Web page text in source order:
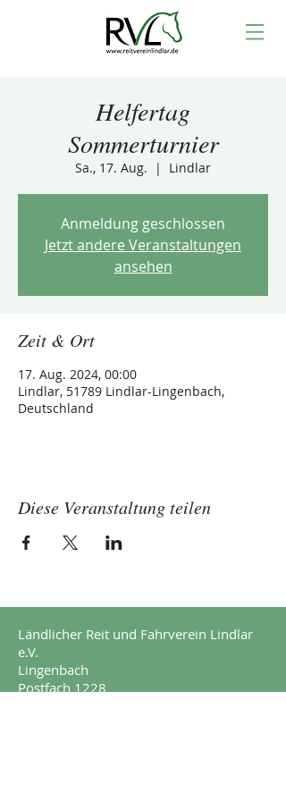
Helfertag
Sommerturnier
Sa., 17. Aug.
  |
Lindlar
Anmeldung geschlossen
Jetzt andere Veranstaltungen
ansehen
Zeit & Ort
17. Aug. 2024, 00:00
Lindlar, 51789 Lindlar-Lingenbach,
Deutschland
Diese Veranstaltung teilen
Ländlicher Reit und Fahrverein Lindlar
e.V.
Lingenbach
Postfach 1228